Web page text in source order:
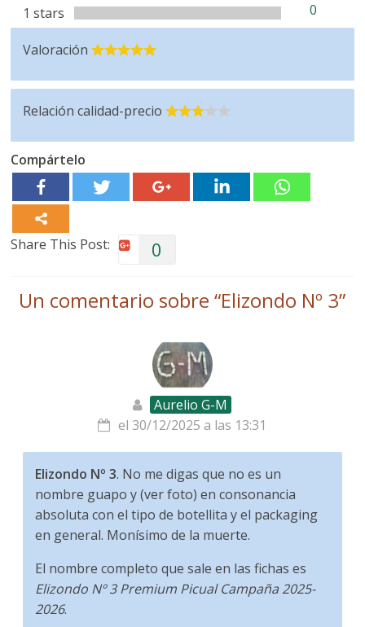
1 stars
0
Valoración
Relación calidad-precio
Compártelo
Share This Post: 0
Un comentario sobre “Elizondo Nº 3”
Aurelio G-M
el 30/12/2025 a las 13:31
Elizondo Nº 3. No me digas que no es un
nombre guapo y (ver foto) en consonancia
absoluta con el tipo de botellita y el packaging
en general. Monísimo de la muerte.
El nombre completo que sale en las fichas es
Elizondo Nº 3 Premium Picual Campaña 2025-
2026.